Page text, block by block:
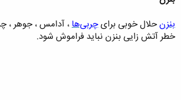
بنزنحلال خوبی برایچربی‌ها، آدامس ، جوهر ،
خطر آتش زایی بنزن نباید فراموش شود.